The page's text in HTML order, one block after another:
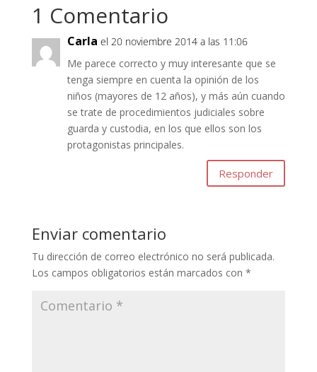
1 Comentario
Carla el 20 noviembre 2014 a las 11:06
Me parece correcto y muy interesante que se
tenga siempre en cuenta la opinión de los
niños (mayores de 12 años), y más aún cuando
se trate de procedimientos judiciales sobre
guarda y custodia, en los que ellos son los
protagonistas principales.
Responder
Enviar comentario
Tu dirección de correo electrónico no será publicada.
Los campos obligatorios están marcados con *